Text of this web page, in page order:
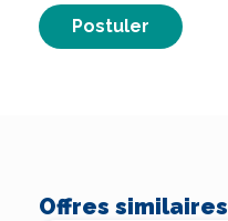
Postuler
Offres similaires